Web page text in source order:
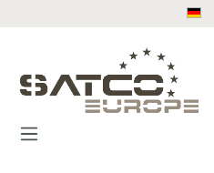
Zum Hauptinhalt springen